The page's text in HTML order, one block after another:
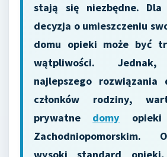
stają się niezbędne.
decyzja o umieszczeniu
domu opieki może być
wątpliwości. Jednak,
najlepszego rozwiązania
członków rodziny,
prywatne domy
Zachodniopomorskim.